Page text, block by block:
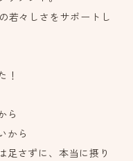
若々しさをサポートし
！
ら
から
足さずに、本当に摂り